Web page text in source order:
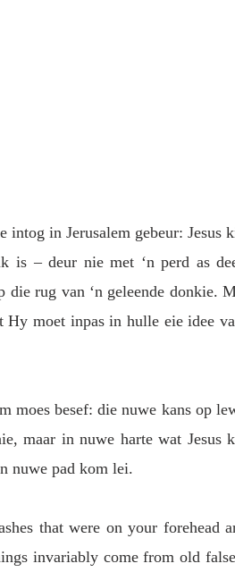
in Jerusalem gebeur: Jesus
is – deur nie met ‘n perd as
die rug van ‘n geleende donkie.
moet inpas in hulle eie idee
moes besef: die nuwe kans op
maar in nuwe harte wat Jesus
nuwe pad kom lei.
that were on your forehead
invariably come from old